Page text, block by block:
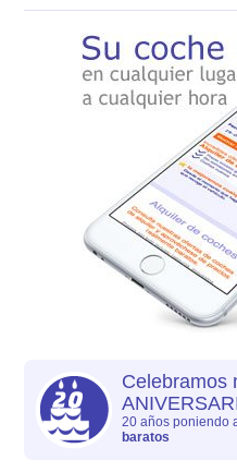
Celebramos
20 años poniendo
baratos